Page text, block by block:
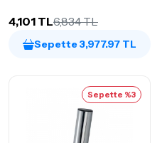
4,101 TL6,834 TL
Sepette 3,977.97 TL
Sepette %3